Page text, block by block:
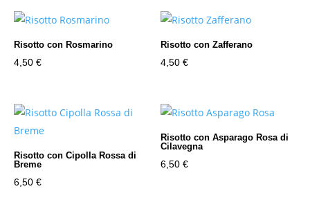
Risotto con Rosmarino
4,50 €
Risotto con Zafferano
4,50€
Risotto con Cipolla Rossa di
Breme
6,50 €
Risotto con Asparago Rosa di
Cilavegna
6,50€